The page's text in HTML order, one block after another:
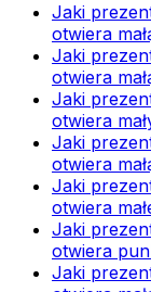
Jaki
otwiera
Jaki
otwiera
Jaki
otwiera
Jaki
otwiera
Jaki
otwiera
Jaki
otwiera
Jaki